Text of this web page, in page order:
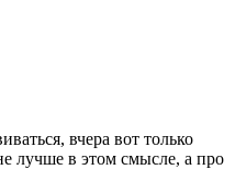
вчера вот только
лучше в этом смысле, а про